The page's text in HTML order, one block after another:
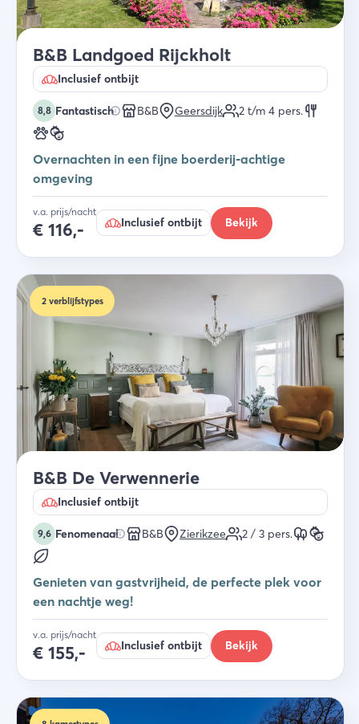
B&B Landgoed Rijckholt
Inclusief ontbijt
8,8 Fantastisch B&B Geersdijk 2 t/m 4 pers.
Overnachten in een fijne boerderij-achtige
omgeving
v.a. prijs/nacht
€ 116,- Inclusief ontbijt Bekijk
2 verblijfstypes
B&B De Verwennerie
Inclusief ontbijt
9,6 Fenomenaal B&B Zierikzee 2 / 3 pers.
Genieten van gastvrijheid, de perfecte plek voor
een nachtje weg!
v.a. prijs/nacht
€ 155,- Inclusief ontbijt Bekijk